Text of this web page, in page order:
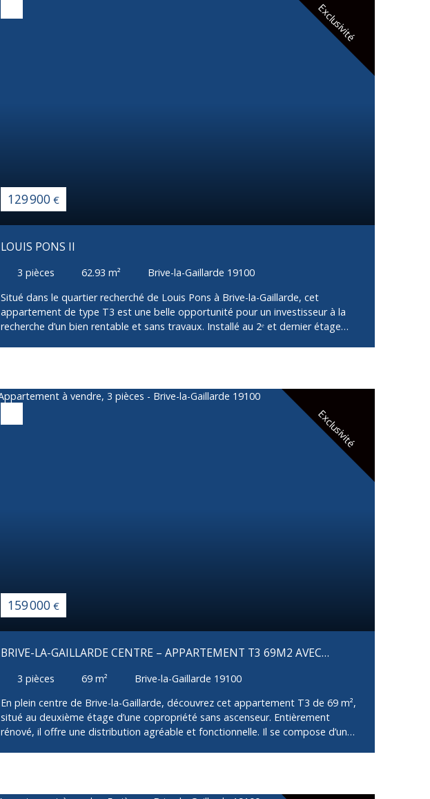
129 900 €
Exclusivité
LOUIS PONS II
3 pièces 62.93 m²
Brive-la-Gaillarde 19100
Situé dans le quartier recherché de Louis Pons à Brive-la-Gaillarde, cet
appartement de type T3 est une belle opportunité pour un investisseur à la
recherche d’un bien rentable et sans travaux. Installé au 2ᵉ et dernier étage
entrée qui dessert une pièce de vie lumineuse avec une cuisine aménagée et
équipée ouverte sur le salon/séjour, de deux chambres, ainsi qu’une salle d’eau
avec WC. Aucun travaux n’est à prévoir, le bien est en bon état général. Ce bien
représente une opportunité d’investissement intéressante, avec une rentabilité
159 000 €
Exclusivité
BRIVE-LA-GAILLARDE CENTRE – APPARTEMENT T3 69M2 AVEC
3 pièces 69 m²
Brive-la-Gaillarde 19100
En plein centre de Brive-la-Gaillarde, découvrez cet appartement T3 de 69 m²,
situé au deuxième étage d’une copropriété sans ascenseur. Entièrement
rénové, il offre une distribution agréable et fonctionnelle. Il se compose d’un